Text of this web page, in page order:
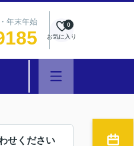
年末年始
お気に入り
0
せください